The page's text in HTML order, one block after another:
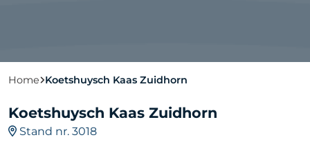
Home Koetshuysch Kaas Zuidhorn
Koetshuysch Kaas Zuidhorn
Stand nr. 3018